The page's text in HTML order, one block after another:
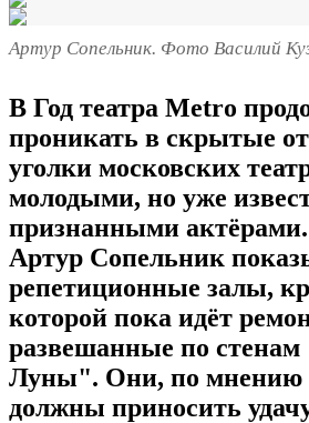
Артур Сопельник. Фото Василий
В Год театра Metro
проникать в скрытые
уголки московских
молодыми, но уже
признанными
Артур Сопельник
репетиционные залы,
которой пока идёт
развешанные по стенам
Луны". Они, по мнению
должны приносить